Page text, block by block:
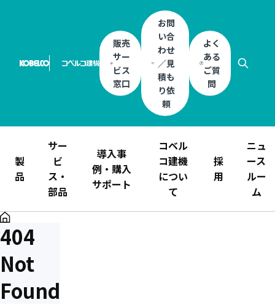
販売
サー
ビス
窓口
お問
い合
わせ
／見
積も
り依
頼
よく
ある
ご質
問
製
品
サー
ビ
ス・
部品
導入事
例・購入
サポート
コベル
コ建機
につい
て
採
用
ニュ
ース
ルー
ム
404
Not
Found